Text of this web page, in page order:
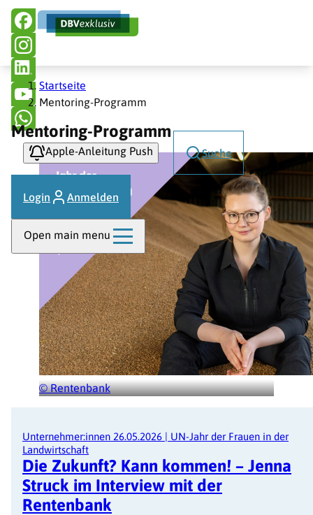
Direkt
zum
Inhalt
Hauptnavigation
Apple-Anleitung Push Suche
Login Anmelden
Open main menu
Pfadnavigation
Startseite
Mentoring-Programm
Mentoring-Programm
© Rentenbank
Unternehmer:innen 26.05.2026 | UN-Jahr der Frauen in der
Landwirtschaft
Die Zukunft? Kann kommen! – Jenna
Struck im Interview mit der
Rentenbank